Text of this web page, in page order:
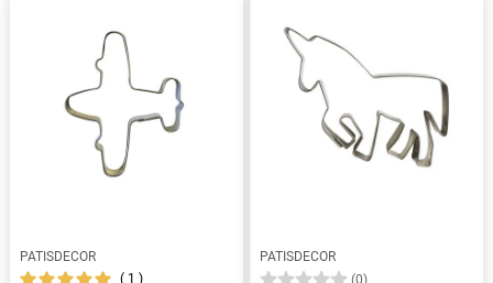
PATISDECOR
1
PATISDECOR
(0)